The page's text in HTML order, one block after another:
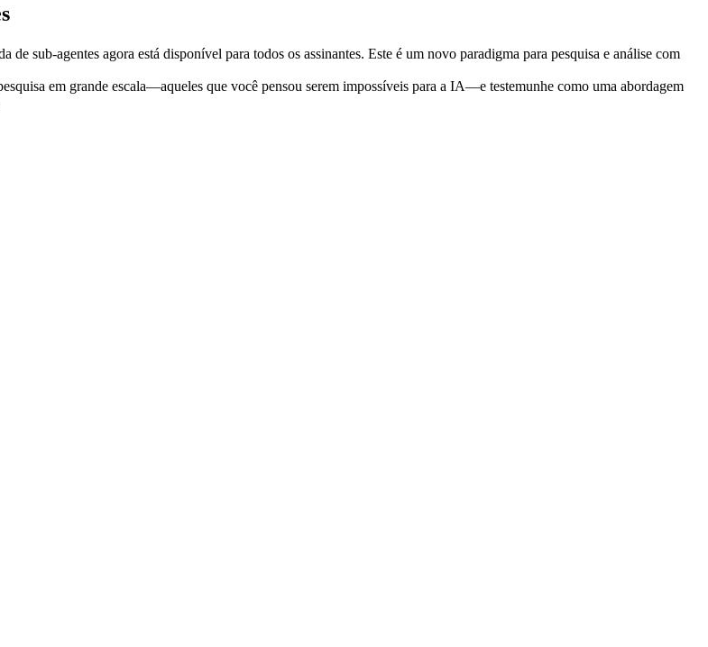
sub-agentes agora está disponível para todos os assinantes. Este é um novo paradigma para pesquisa e análise com
em grande escala—aqueles que você pensou serem impossíveis para a IA—e testemunhe como uma abordagem